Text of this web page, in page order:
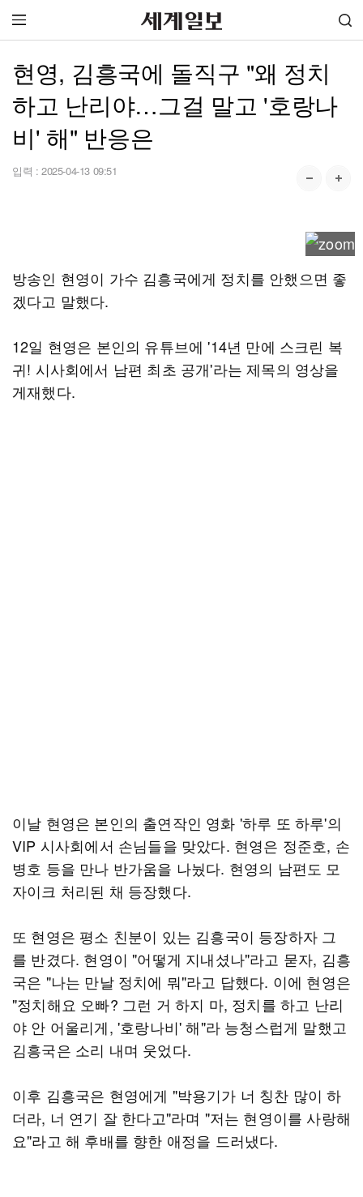
현영, 김흥국에 돌직구 "왜 정치
하고 난리야…그걸 말고 '호랑나
비' 해" 반응은
입력 : 2025-04-13 09:51
방송인 현영이 가수 김흥국에게 정치를 안했으면 좋
겠다고 말했다.
12일 현영은 본인의 유튜브에 '14년 만에 스크린 복
귀! 시사회에서 남편 최초 공개'라는 제목의 영상을
게재했다.
이날 현영은 본인의 출연작인 영화 '하루 또 하루'의
VIP 시사회에서 손님들을 맞았다. 현영은 정준호, 손
병호 등을 만나 반가움을 나눴다. 현영의 남편도 모
자이크 처리된 채 등장했다.
또 현영은 평소 친분이 있는 김흥국이 등장하자 그
를 반겼다. 현영이 "어떻게 지내셨나"라고 묻자, 김흥
국은 "나는 만날 정치에 뭐"라고 답했다. 이에 현영은
"정치해요 오빠? 그런 거 하지 마, 정치를 하고 난리
야 안 어울리게, '호랑나비' 해"라 능청스럽게 말했고
김흥국은 소리 내며 웃었다.
이후 김흥국은 현영에게 "박용기가 너 칭찬 많이 하
더라, 너 연기 잘 한다고"라며 "저는 현영이를 사랑해
요"라고 해 후배를 향한 애정을 드러냈다.